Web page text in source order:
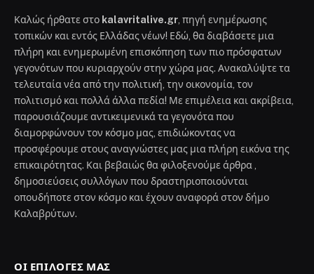
Καλώς ήρθατε στο kalavritalive.gr , πηγή ενημέρωσης
τοπικών και εντός Ελλάδας νέων! Εδώ, θα διαβάσετε μια
πλήρη και ενημερωμένη επισκόπηση των πιο πρόσφατων
γεγονότων που κυριαρχούν στην χώρα μας. Ανακαλύψτε τα
τελευταία νέα από την πολιτική, την οικονομία, τον
πολιτισμό και πολλά άλλα πεδία! Με επιμέλεια και ακρίβεια,
παρουσιάζουμε αντικειμενικά τα γεγονότα που
διαμορφώνουν τον κόσμο μας, επιδιώκοντας να
προσφέρουμε στους αναγνώστες μας μια πλήρη εικόνα της
επικαιρότητας. Και βεβαιώς θα φιλοξενούμε άρθρα ,
δημοσιεύσεις συλλόγων που δραστηριοποιούνται
οπουδήποτε στον κόσμο και έχουν αναφορά στον δήμο
Καλαβρύτων.
ΟΙ ΕΠΙΛΟΓΈΣ ΜΑΣ